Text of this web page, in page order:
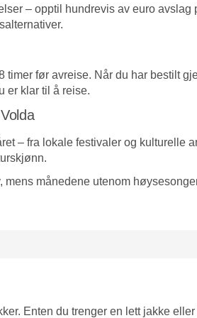
– opptil hundrevis av euro
før avreise. Når du har bestilt
er klar til å reise.
– fra lokale festivaler og kulturelle
månedene utenom
Enten du trenger en lett jakke